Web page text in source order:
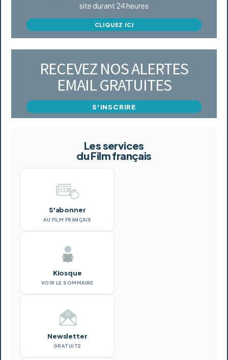
site durant 24 heures
CLIQUEZ ICI
RECEVEZ NOS ALERTES
EMAIL GRATUITES
S'INSCRIRE
Les services
du Film français
S'abonner
AU FILM FRANÇAIS
Kiosque
VOIR LE SOMMAIRE
Newsletter
GRATUITE